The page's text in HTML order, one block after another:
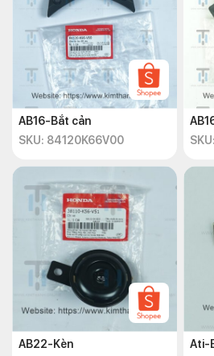
AB16-Bắt cản
SKU: 84120K66V00
AB22-Kèn
Ati-